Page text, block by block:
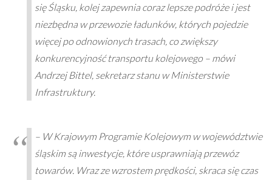
się Śląsku, kolej zapewnia coraz lepsze podróże i jest
niezbędna w przewozie ładunków, których pojedzie
więcej po odnowionych trasach, co zwiększy
konkurencyjność transportu kolejowego– mówi
Andrzej Bittel, sekretarz stanu w Ministerstwie
Infrastruktury.
– W Krajowym Programie Kolejowym w województwie
śląskim są inwestycje, które usprawniają przewóz
towarów. Wraz ze wzrostem prędkości, skraca się czas